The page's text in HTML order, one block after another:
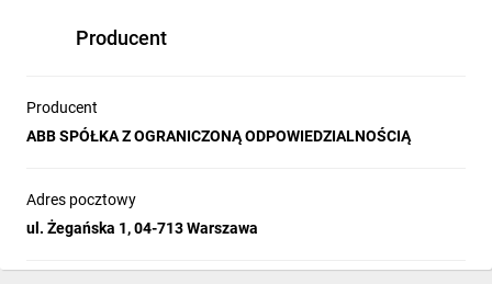
Producent
Producent
ABB SPÓŁKA Z OGRANICZONĄ ODPOWIEDZIALNOŚCIĄ
Adres pocztowy
ul. Żegańska 1, 04-713 Warszawa